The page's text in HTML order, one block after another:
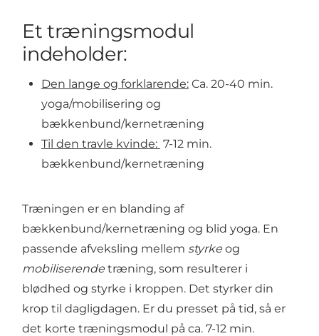
Et træningsmodul
indeholder:
Den lange og forklarende:Ca. 20-40 min.
yoga/mobilisering og
bækkenbund/kernetræning
Til den travle kvinde: 7-12 min.
bækkenbund/kernetræning
Træningen er en blanding af
bækkenbund/kernetræning og blid yoga. En
passende afveksling mellem styrke og
mobiliserende træning, som resulterer i
blødhed og styrke i kroppen. Det styrker din
krop til dagligdagen. Er du presset på tid, så er
det korte træningsmodul på ca. 7-12 min.